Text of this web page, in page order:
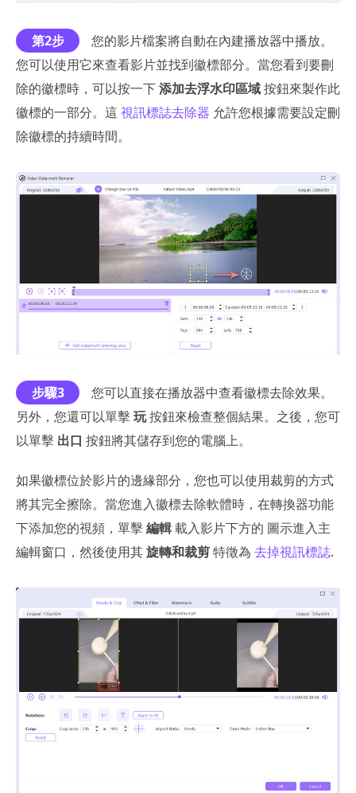
第2步
您的影片檔案將自動在內建播放器中播放。
您可以使用它來查看影片並找到徽標部分。當您看到要刪
除的徽標時，可以按一下添加去浮水印區域按鈕來製作此
徽標的一部分。這 視訊標誌去除器 允許您根據需要設定刪
除徽標的持續時間。
步驟3
您可以直接在播放器中查看徽標去除效果。
另外，您還可以單擊玩按鈕來檢查整個結果。之後，您可
以單擊 出口 按鈕將其儲存到您的電腦上。
如果徽標位於影片的邊緣部分，您也可以使用裁剪的方式
將其完全擦除。當您進入徽標去除軟體時，在轉換器功能
下添加您的視頻，單擊編輯載入影片下方的 圖示進入主
編輯窗口，然後使用其旋轉和裁剪特徵為 去掉視訊標誌.